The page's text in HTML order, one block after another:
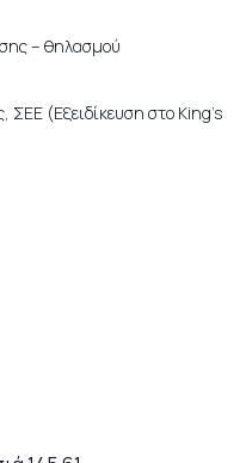
– θηλασμού
(Εξειδίκευση στο King’s